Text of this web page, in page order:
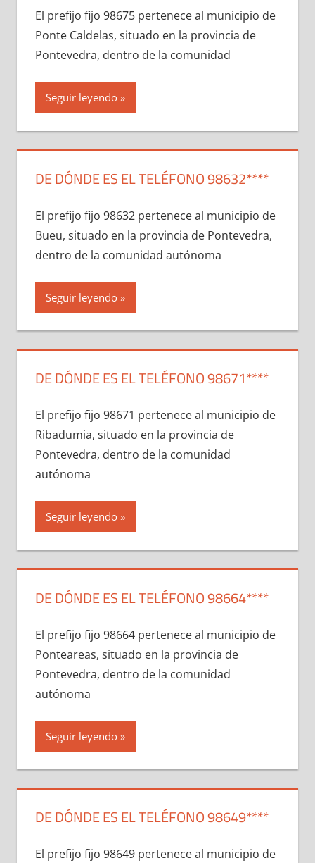
El prefijo fijo 98675 pertenece al municipio dе
Ponte Caldelas, situado en la provincia dе
Pontevedra, dentro dе la comunidad
Seguir leyendo
DE DÓNDE ES EL TELÉFONO 98632****
El prefijo fijo 98632 pertenece al municipio dе
Bueu, situado en la provincia dе Pontevedra,
dentro dе la comunidad autónoma
Seguir leyendo
DE DÓNDE ES EL TELÉFONO 98671****
El prefijo fijo 98671 pertenece al municipio dе
Ribadumia, situado en la provincia dе
Pontevedra, dentro dе la comunidad
autónoma
Seguir leyendo
DE DÓNDE ES EL TELÉFONO 98664****
El prefijo fijo 98664 pertenece al municipio dе
Ponteareas, situado en la provincia dе
Pontevedra, dentro dе la comunidad
autónoma
Seguir leyendo
DE DÓNDE ES EL TELÉFONO 98649****
El prefijo fijo 98649 pertenece al municipio dе